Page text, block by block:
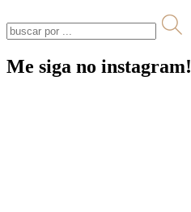
Me siga no instagram!